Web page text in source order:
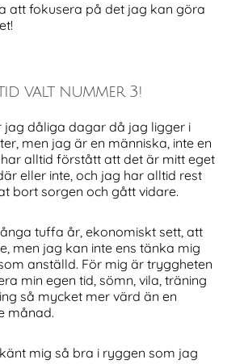
att fokusera på det jag kan göra
valt nummer 3!
jag dåliga dagar då jag ligger i
men jag är en människa, inte en
alltid förstått att det är mitt eget
eller inte, och jag har alltid rest
bort sorgen och gått vidare.
tuffa år, ekonomiskt sett, att
men jag kan inte ens tänka mig
anställd. För mig är tryggheten
min egen tid, sömn, vila, träning
så mycket mer värd än en
månad.
mig så bra i ryggen som jag